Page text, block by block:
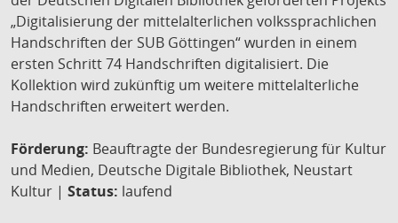
„Digitalisierung der mittelalterlichen volkssprachlichen
Handschriften der SUB Göttingen“ wurden in einem
ersten Schritt 74 Handschriften digitalisiert. Die
Kollektion wird zukünftig um weitere mittelalterliche
Handschriften erweitert werden.
Förderung: Beauftragte der Bundesregierung für Kultur
und Medien, Deutsche Digitale Bibliothek, Neustart
Kultur | Status: laufend